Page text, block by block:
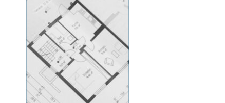
formen.
gjutformar för
betong...